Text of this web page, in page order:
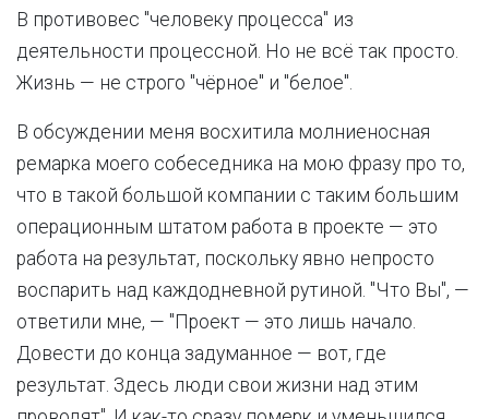
В противовес "человеку процесса" из
деятельности процессной. Но не всё так просто.
Жизнь — не строго "чёрное" и "белое".
В обсуждении меня восхитила молниеносная
ремарка моего собеседника на мою фразу про то,
что в такой большой компании с таким большим
операционным штатом работа в проекте — это
работа на результат, поскольку явно непросто
воспарить над каждодневной рутиной. "Что Вы", —
ответили мне, — "Проект — это лишь начало.
Довести до конца задуманное — вот, где
результат. Здесь люди свои жизни над этим